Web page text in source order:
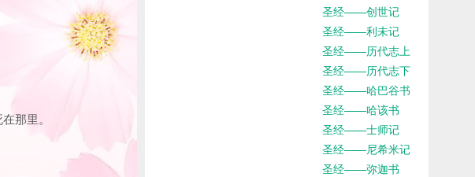
那里。
圣经——创世记
圣经——利未记
圣经——历代志上
圣经——历代志下
圣经——哈巴谷书
圣经——哈该书
圣经——士师记
圣经——尼希米记
圣经——弥迦书